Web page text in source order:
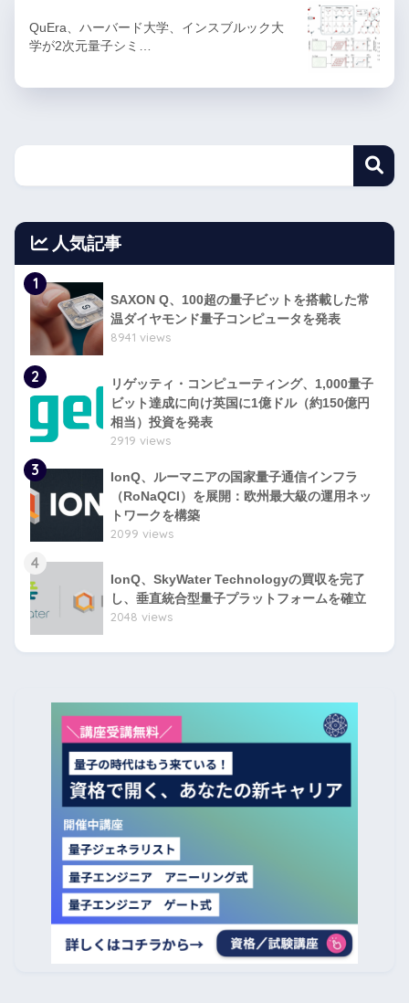
QuEra、ハーバード大学、インスブルック大
学が2次元量子シミ…
人気記事
1
SAXON Q、100超の量子ビットを搭載した常
温ダイヤモンド量子コンピュータを発表
8941 views
2
リゲッティ・コンピューティング、1,000量子
ビット達成に向け英国に1億ドル（約150億円
相当）投資を発表
2919 views
3
IonQ、ルーマニアの国家量子通信インフラ
（RoNaQCI）を展開：欧州最大級の運用ネッ
トワークを構築
2099 views
4
IonQ、SkyWater Technologyの買収を完了
し、垂直統合型量子プラットフォームを確立
2048 views